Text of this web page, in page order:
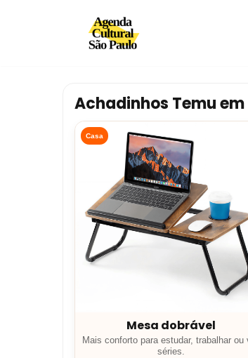
Achadinhos Temu
Casa
Mesa dobrável
Mais conforto para estudar, trabalhar ou
séries.